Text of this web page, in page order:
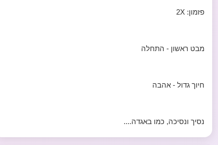
פזמון: 2X
מבט ראשון - התחלה
חיוך גדול - אהבה
נסיך ונסיכה, כמו באגדה....